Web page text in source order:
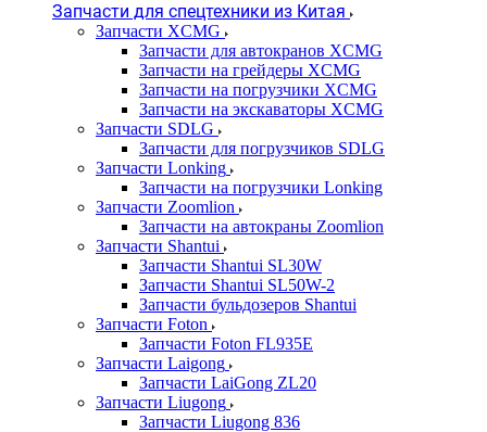
Запчасти для спецтехники из Китая
Запчасти XCMG
Запчасти для автокранов XCMG
Запчасти на грейдеры XCMG
Запчасти на погрузчики XCMG
Запчасти на экскаваторы XCMG
Запчасти SDLG
Запчасти для погрузчиков SDLG
Запчасти Lonking
Запчасти на погрузчики Lonking
Запчасти Zoomlion
Запчасти на автокраны Zoomlion
Запчасти Shantui
Запчасти Shantui SL30W
Запчасти Shantui SL50W-2
Запчасти бульдозеров Shantui
Запчасти Foton
Запчасти Foton FL935E
Запчасти Laigong
Запчасти LaiGong ZL20
Запчасти Liugong
Запчасти Liugong 836